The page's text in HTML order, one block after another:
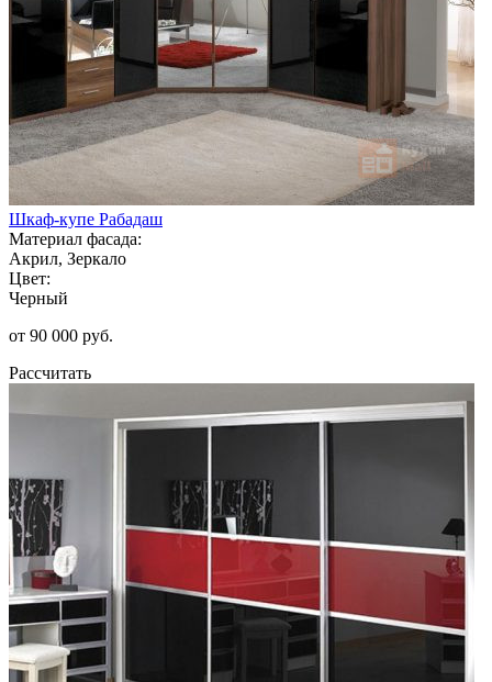
Шкаф-купе Рабадаш
Материал фасада:
Акрил, Зеркало
Цвет:
Черный
от 90 000 руб.
Рассчитать